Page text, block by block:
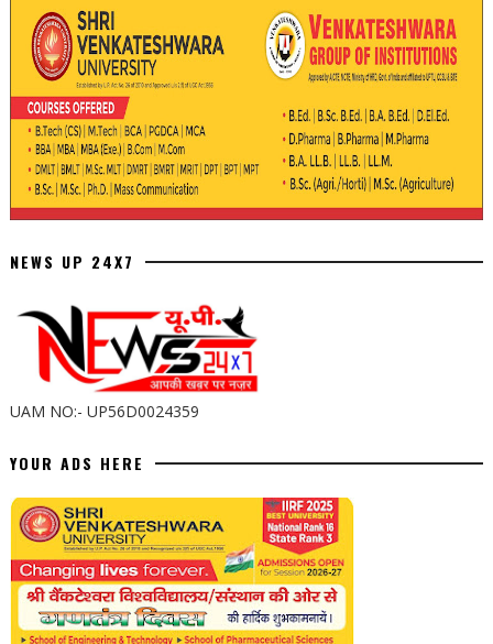
NEWS UP 24X7
UAM NO:- UP56D0024359
YOUR ADS HERE